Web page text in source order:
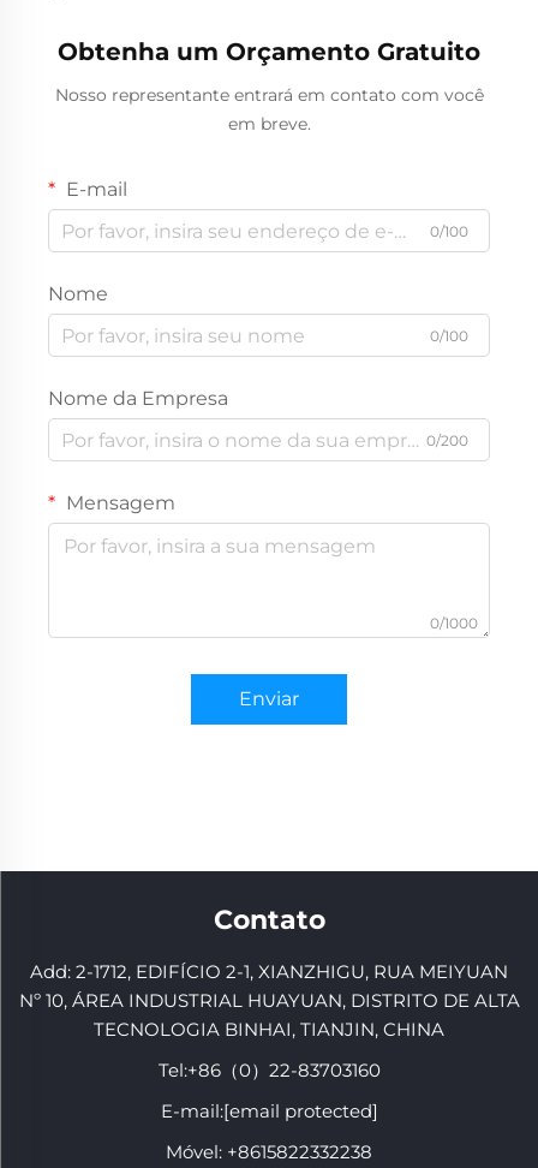
Obtenha um Orçamento Gratuito
Nosso representante entrará em contato com você
em breve.
E-mail
0/100
Nome
0/100
Nome da Empresa
0/200
Mensagem
0/1000
Enviar
Contato
Add: 2-1712, EDIFÍCIO 2-1, XIANZHIGU, RUA MEIYUAN
Nº 10, ÁREA INDUSTRIAL HUAYUAN, DISTRITO DE ALTA
TECNOLOGIA BINHAI, TIANJIN, CHINA
Tel:+86（0）22-83703160
E-mail:[email protected]
Móvel: +8615822332238